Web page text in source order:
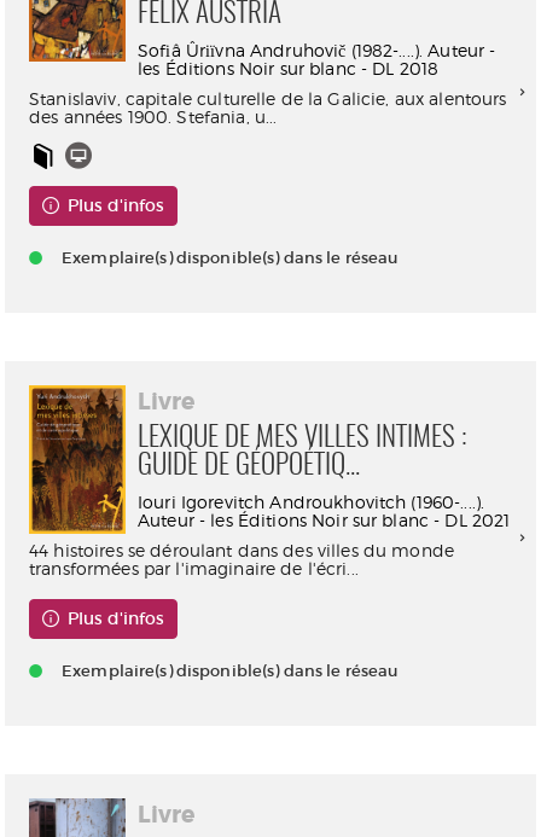
FELIX AUSTRIA
Sofіâ Ûrіїvna Andruhovič (1982-....). Auteur -
les Éditions Noir sur blanc - DL 2018
Stanislaviv, capitale culturelle de la Galicie, aux alentours
des années 1900. Stefania, u...
Plus d'infos
Exemplaire(s) disponible(s) dans le réseau
Livre
LEXIQUE DE MES VILLES INTIMES :
GUIDE DE GÉOPOÉTIQ...
Iouri Igorevitch Androukhovitch (1960-....).
Auteur - les Éditions Noir sur blanc - DL 2021
44 histoires se déroulant dans des villes du monde
transformées par l'imaginaire de l'écri...
Plus d'infos
Exemplaire(s) disponible(s) dans le réseau
Livre